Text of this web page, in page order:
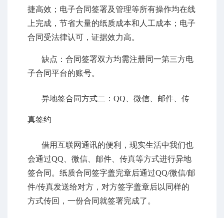
捷高效；电子合同签署及管理等所有操作均在线
上完成，节省大量的纸质成本和人工成本；电子
合同受法律认可，证据效力高。
缺点：合同签署双方均需注册同一第三方电
子合同平台的账号。
异地签合同方式二：QQ、微信、邮件、传
真签约
借用互联网通讯的便利，现实生活中我们也
会通过QQ、微信、邮件、传真等方式进行异地
签合同。纸质合同签字盖完章后通过QQ/微信/邮
件/传真发送给对方，对方签字盖章后以同样的
方式传回，一份合同就签署完成了。